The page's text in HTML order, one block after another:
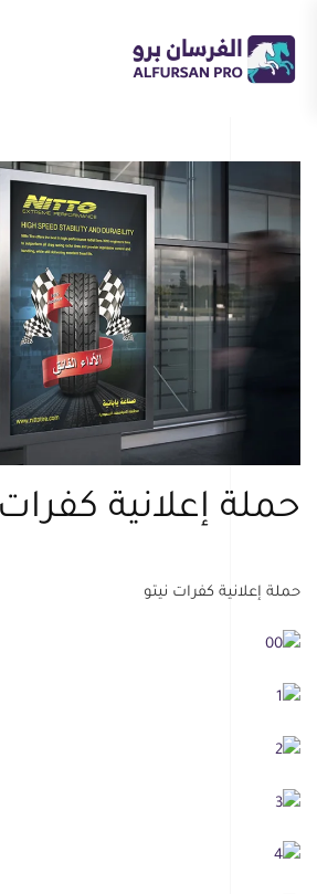
Skip
to
حملة إعلانية
حملة إعلانية كفرات نيتو